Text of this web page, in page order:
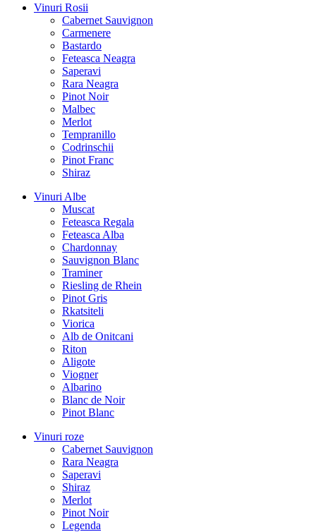
Vinuri Rosii
Cabernet Sauvignon
Carmenere
Bastardo
Feteasca Neagra
Saperavi
Rara Neagra
Pinot Noir
Malbec
Merlot
Tempranillo
Codrinschii
Pinot Franc
Shiraz
Vinuri Albe
Muscat
Feteasca Regala
Feteasca Alba
Chardonnay
Sauvignon Blanc
Traminer
Riesling de Rhein
Pinot Gris
Rkatsiteli
Viorica
Alb de Onitcani
Riton
Aligote
Viogner
Albarino
Blanc de Noir
Pinot Blanc
Vinuri roze
Cabernet Sauvignon
Rara Neagra
Saperavi
Shiraz
Merlot
Pinot Noir
Legenda